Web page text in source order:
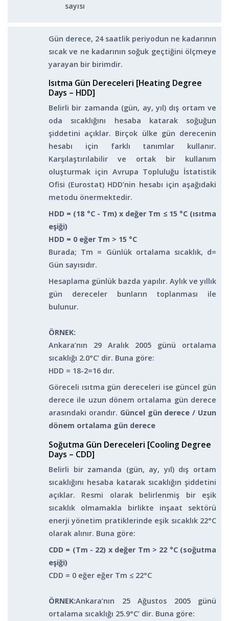
sayısı
Gün derece, 24 saatlik periyodun ne kadarının
sıcak ve ne kadarının soğuk geçtiğini ölçmeye
yarayan bir birimdir.
Isıtma Gün Dereceleri [Heating Degree
Days – HDD]
Belirli bir zamanda (gün, ay, yıl) dış ortam ve
oda sıcaklığını hesaba katarak soğuğun
şiddetini açıklar. Birçok ülke gün derecenin
hesabı için farklı tanımlar kullanır.
Karşılaştırılabilir ve ortak bir kullanım
oluşturmak için Avrupa Topluluğu İstatistik
Ofisi (Eurostat) HDD’nin hesabı için aşağıdaki
metodu önermektedir.
HDD = (18 °C - Tm) x değer Tm ≤ 15 °C (ısıtma
eşiği)
HDD = 0 eğer Tm > 15 °C
Burada; Tm = Günlük ortalama sıcaklık, d=
Gün sayısıdır.
Hesaplama günlük bazda yapılır. Aylık ve yıllık
gün dereceler bunların toplanması ile
bulunur.
ÖRNEK:
Ankara’nın 29 Aralık 2005 günü ortalama
sıcaklığı 2.0°C’ dir. Buna göre:
HDD = 18-2=16 dır.
Göreceli ısıtma gün dereceleri ise güncel gün
derece ile uzun dönem ortalama gün derece
arasındaki orandır. Güncel gün derece / Uzun
dönem ortalama gün derece
Soğutma Gün Dereceleri [Cooling Degree
Days – CDD]
Belirli bir zamanda (gün, ay, yıl) dış ortam
sıcaklığını hesaba katarak sıcaklığın şiddetini
açıklar. Resmi olarak belirlenmiş bir eşik
sıcaklık olmamakla birlikte inşaat sektörü
enerji yönetim pratiklerinde eşik sıcaklık 22°C
olarak alınır. Buna göre:
CDD = (Tm - 22) x değer Tm > 22 °C (soğutma
eşiği)
CDD = 0 eğer eğer Tm ≤ 22°C
ÖRNEK:Ankara’nın 25 Ağustos 2005 günü
ortalama sıcaklığı 25.9°C’ dir. Buna göre: